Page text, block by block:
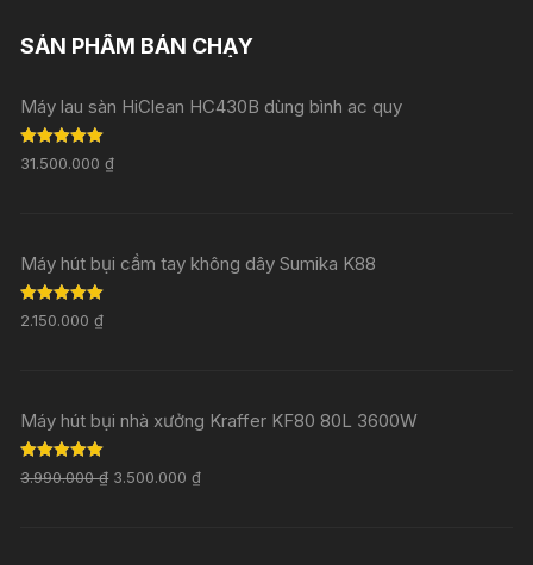
SẢN PHẨM BÁN CHẠY
Máy lau sàn HiClean HC430B dùng bình ac quy
Rated5.00
out of 5
31.500.000₫
Máy hút bụi cầm tay không dây Sumika K88
Rated5.00
out of 5
2.150.000₫
Máy hút bụi nhà xưởng Kraffer KF80 80L 3600W
Rated 5.00
out of 5
3.990.000₫ 3.500.000₫